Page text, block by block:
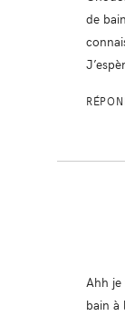
de
Ahh
bain à